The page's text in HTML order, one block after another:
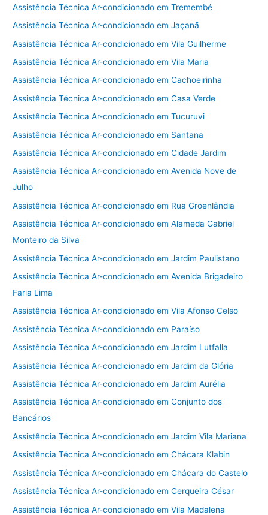
Assistência Técnica Ar-condicionado em Tremembé
Assistência Técnica Ar-condicionado em Jaçanã
Assistência Técnica Ar-condicionado em Vila Guilherme
Assistência Técnica Ar-condicionado em Vila Maria
Assistência Técnica Ar-condicionado em Cachoeirinha
Assistência Técnica Ar-condicionado em Casa Verde
Assistência Técnica Ar-condicionado em Tucuruvi
Assistência Técnica Ar-condicionado em Santana
Assistência Técnica Ar-condicionado em Cidade Jardim
Assistência Técnica Ar-condicionado em Avenida Nove de
Julho
Assistência Técnica Ar-condicionado em Rua Groenlândia
Assistência Técnica Ar-condicionado em Alameda Gabriel
Monteiro da Silva
Assistência Técnica Ar-condicionado em Jardim Paulistano
Assistência Técnica Ar-condicionado em Avenida Brigadeiro
Faria Lima
Assistência Técnica Ar-condicionado em Vila Afonso Celso
Assistência Técnica Ar-condicionado em Paraíso
Assistência Técnica Ar-condicionado em Jardim Lutfalla
Assistência Técnica Ar-condicionado em Jardim da Glória
Assistência Técnica Ar-condicionado em Jardim Aurélia
Assistência Técnica Ar-condicionado em Conjunto dos
Bancários
Assistência Técnica Ar-condicionado em Jardim Vila Mariana
Assistência Técnica Ar-condicionado em Chácara Klabin
Assistência Técnica Ar-condicionado em Chácara do Castelo
Assistência Técnica Ar-condicionado em Cerqueira César
Assistência Técnica Ar-condicionado em Vila Madalena